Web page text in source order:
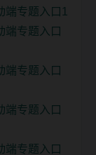
端专题入口1
端专题入口
端专题入口
端专题入口
端专题入口